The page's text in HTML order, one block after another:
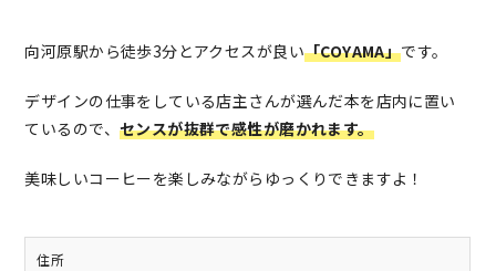
向河原駅から徒歩3分とアクセスが良い「COYAMA」です。
デザインの仕事をしている店主さんが選んだ本を店内に置い
ているので、 センスが抜群で感性が磨かれます。
美味しいコーヒーを楽しみながらゆっくりできますよ！
住所